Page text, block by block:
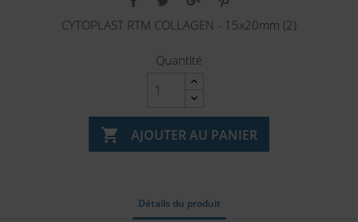
CYTOPLAST RTM COLLAGEN - 15x20mm (2)
Quantité
 AJOUTER AU PANIER
Détails du produit